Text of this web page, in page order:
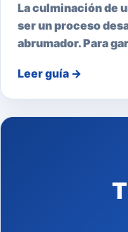
La culminación de
ser un proceso
abrumador. Para
Leer guía →